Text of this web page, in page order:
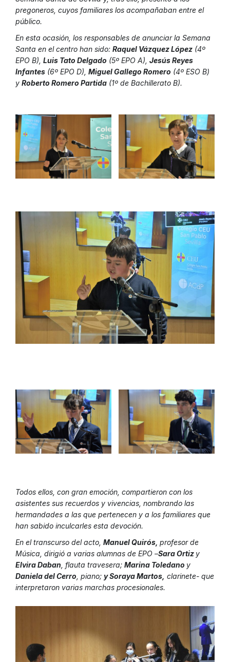
pregoneros, cuyos familiares los acompañaban entre el
público.
En esta ocasión, los responsables de anunciar la Semana
Santa en el centro han sido: Raquel Vázquez López (4º
EPO B), Luis Tato Delgado (5º EPO A), Jesús Reyes
Infantes (6º EPO D), Miguel Gallego Romero (4º ESO B)
y Roberto Romero Partida (1º de Bachillerato B).
Todos ellos, con gran emoción, compartieron con los
asistentes sus recuerdos y vivencias, nombrando las
hermandades a las que pertenecen y a los familiares que
han sabido inculcarles esta devoción.
En el transcurso del acto, Manuel Quirós, profesor de
Música, dirigió a varias alumnas de EPO –Sara Ortiz y
Elvira Daban , flauta travesera; Marina Toledano y
Daniela del Cerro , piano; y Soraya Martos, clarinete- que
interpretaron varias marchas procesionales.